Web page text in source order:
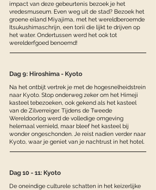
impact van deze gebeurtenis bezoek je het
vredesmuseum. Even weg uit de stad? Bezoek het
groene eiland Miyajima, met het wereldberoemde
Itsukushimaschrijn, een torii die lijkt te drijven op
het water. Ondertussen werd het ook tot
werelderfgoed benoemd!
Dag 9: Hiroshima - Kyoto
Na het ontbijt vertrek je met de hogesnelheidstrein
naar Kyoto. Stop onderweg zeker om het Himeji
kasteel tebezoeken, ook gekend als het kasteel
van de Zilverreiger. Tijdens de Tweede
Wereldoorlog werd de volledige omgeving
helemaal vernield, maar bleef het kasteel bij
wonder ongeschonden. Je reist nadien verder naar
Kyoto, waar je geniet van je nachtrust in het hotel.
Dag 10 - 11: Kyoto
De oneindige culturele schatten in het keizerlijke